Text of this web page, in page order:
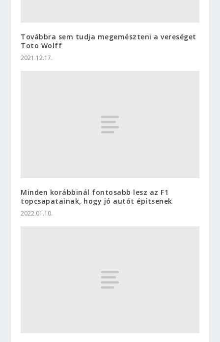
Továbbra sem tudja megemészteni a vereséget
Toto Wolff
2021.12.17.
Minden korábbinál fontosabb lesz az F1
topcsapatainak, hogy jó autót építsenek
2022.01.10.